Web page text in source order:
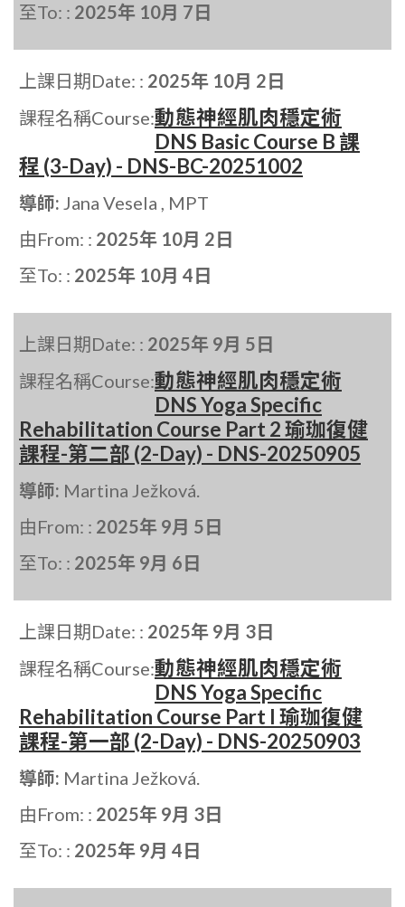
至To: : 2025年 10月 7日
上課日期Date: : 2025年 10月 2日
課程名稱Course:動態神經肌肉穩定術
DNS Basic Course B 課
程 (3-Day) - DNS-BC-20251002
導師: Jana Vesela , MPT
由From: : 2025年 10月 2日
至To: : 2025年 10月 4日
上課日期Date: : 2025年 9月 5日
課程名稱Course:動態神經肌肉穩定術
DNS Yoga Specific
Rehabilitation Course Part 2 瑜珈復健
課程-第二部 (2-Day) - DNS-20250905
導師: Martina Ježková.
由From: : 2025年 9月 5日
至To: : 2025年 9月 6日
上課日期Date: : 2025年 9月 3日
課程名稱Course:動態神經肌肉穩定術
DNS Yoga Specific
Rehabilitation Course Part I 瑜珈復健
課程-第一部 (2-Day) - DNS-20250903
導師: Martina Ježková.
由From: : 2025年 9月 3日
至To: : 2025年 9月 4日